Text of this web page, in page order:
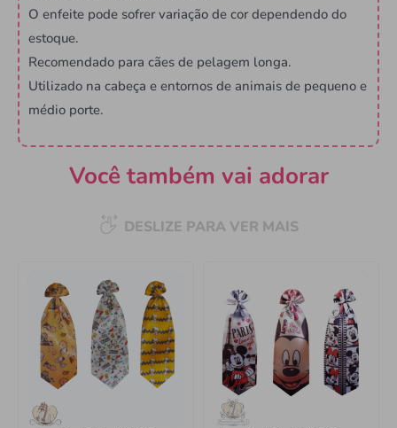
O enfeite pode sofrer variação de cor dependendo do
estoque.
Recomendado para cães de pelagem longa.
Utilizado na cabeça e entornos de animais de pequeno e
médio porte.
Você também vai adorar
DESLIZE PARA VER MAIS
Campanha lançada com
sucesso!